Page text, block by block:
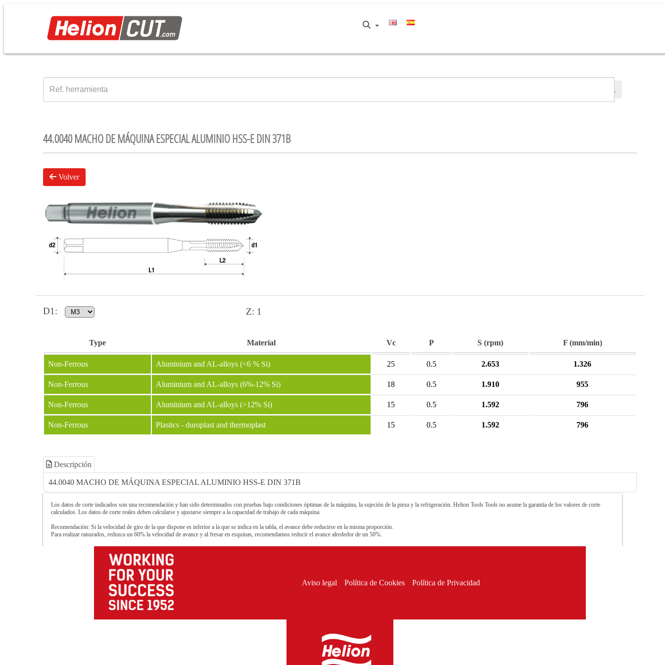
44.0040 MACHO DE MÁQUINA ESPECIAL ALUMINIO HSS-E DIN 371B
Volver
D1 : Z: 1
Type Material Vc P S (rpm) F (mm/min)
Non-Ferrous Aluminium and AL-alloys (<6 % Si) 25 0.5 2.653 1.326
Non-Ferrous Aluminium and AL-alloys (6%-12% Si) 18 0.5 1.910 955
Non-Ferrous Aluminium and AL-alloys (>12% Si) 15 0.5 1.592 796
Non-Ferrous Plastics - duroplast and thermoplast 15 0.5 1.592 796
Descripción
44.0040 MACHO DE MÁQUINA ESPECIAL ALUMINIO HSS-E DIN 371B
Los datos de corte indicados son una recomendación y han sido determinados con pruebas bajo condiciones óptimas de la máquina, la sujeción de la pieza y la refrigeración. Helion Tools Tools no asume la garantía de los valores de corte
calculados. Los datos de corte reales deben calcularse y ajustarse siempre a la capacidad de trabajo de cada máquina.
Recomendación: Si la velocidad de giro de la que dispone es inferior a la que se indica en la tabla, el avance debe reducirse en la misma proporción.
Para realizar ranurados, reduzca un 60% la velocidad de avance y al fresar en esquinas, recomendamos reducir el avance alrededor de un 50%.
Aviso legal Política de Cookies Política de Privacidad